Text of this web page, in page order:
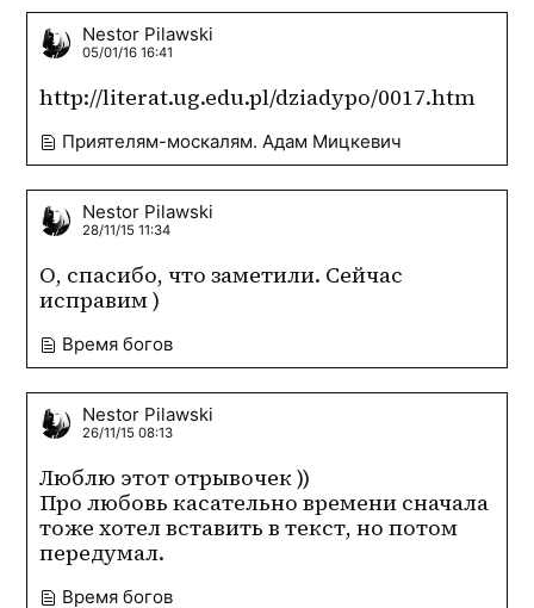
Nestor Pilawski
05/01/16 16:41
http://literat.ug.edu.pl/dziadypo/0017.htm
Приятелям-москалям. Адам Мицкевич
Nestor Pilawski
28/11/15 11:34
О, спасибо, что заметили. Сейчас
исправим )
Время богов
Nestor Pilawski
26/11/15 08:13
Люблю этот отрывочек ))
Про любовь касательно времени сначала
тоже хотел вставить в текст, но потом
передумал.
Время богов